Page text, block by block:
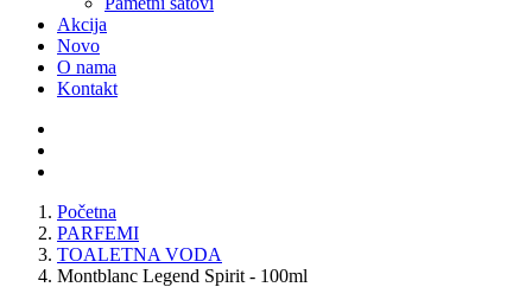
Akcija
Novo
O nama
Kontakt
Početna
PARFEMI
TOALETNA VODA
Montblanc Legend Spirit - 100ml